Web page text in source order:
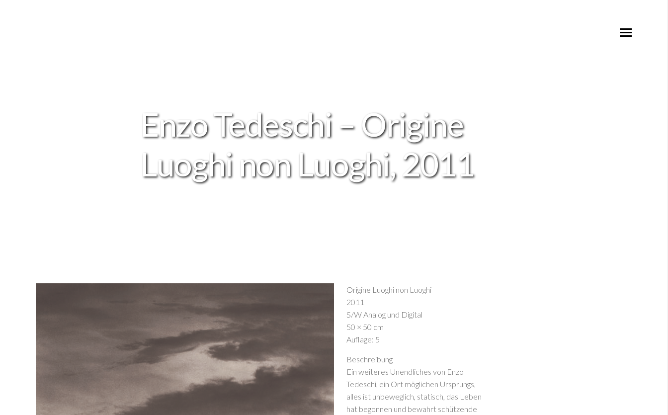
Enzo Tedeschi – Origine
Luoghi non Luoghi, 2011
Origine Luoghi non Luoghi
2011
S/W Analog und Digital
50 × 50 cm
Auflage: 5
Beschreibung
Ein weiteres Unendliches von Enzo
Tedeschi, ein Ort möglichen Ursprungs,
alles ist unbeweglich, statisch, das Leben
hat begonnen und bewahrt schützende